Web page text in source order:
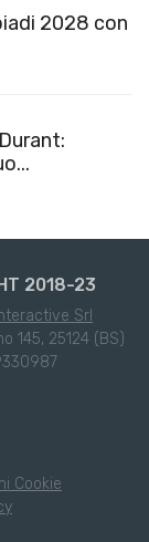
2028 con
2018-23
Srl
145, 25124 (BS)
Cookie